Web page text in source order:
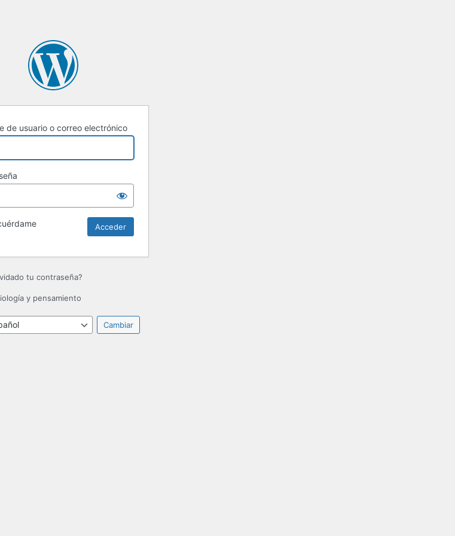
de usuario o correo electrónico
tu contraseña?
y pensamiento